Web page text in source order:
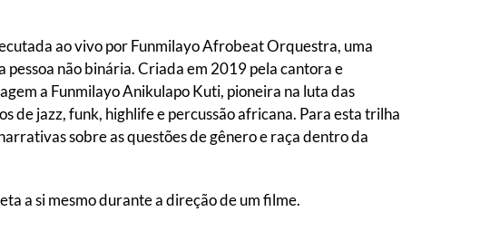
ao vivo por Funmilayo Afrobeat Orquestra, uma
não binária. Criada em 2019 pela cantora e
a Funmilayo Anikulapo Kuti, pioneira na luta das
de jazz, funk, highlife e percussão africana. Para esta trilha
sobre as questões de gênero e raça dentro da
a si mesmo durante a direção de um filme.